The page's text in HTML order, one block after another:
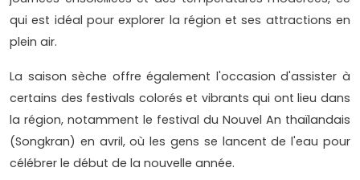
qui est idéal pour explorer la région et ses attractions en
plein air.
La saison sèche offre également l'occasion d'assister à
certains des festivals colorés et vibrants qui ont lieu dans
la région, notamment le festival du Nouvel An thaïlandais
(Songkran) en avril, où les gens se lancent de l'eau pour
célébrer le début de la nouvelle année.